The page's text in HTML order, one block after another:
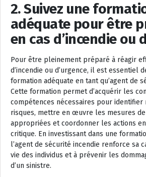
2. Suivez une
adéquate pour être
en cas d’incendie ou
Pour être pleinement préparé à réagir
d’incendie ou d’urgence, il est essentiel
formation adéquate en tant qu’agent de
Cette formation permet d’acquérir les
compétences nécessaires pour identifier
risques, mettre en œuvre les mesures
appropriées et coordonner les actions
critique. En investissant dans une
l’agent de sécurité incendie renforce sa
vie des individus et à prévenir les
d’un sinistre.